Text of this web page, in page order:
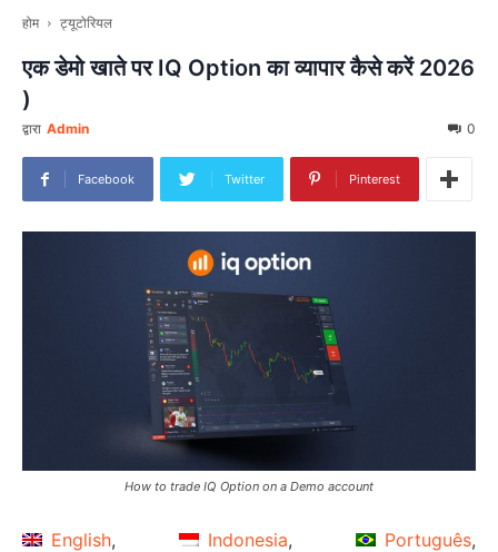
होम ट्यूटोरियल
एक डेमो खाते पर IQ Option का व्यापार कैसे करें 2026
)
द्वारा Admin 0
Facebook Twitter Pinterest
How to trade IQ Option on a Demo account
English Indonesia
Português